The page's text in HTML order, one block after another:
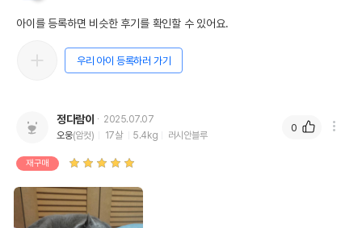
아이를 등록하면 비슷한 후기를 확인할 수 있어요.
우리 아이 등록하러 가기
정다람이
2025.07.07
오웅(암컷) 17살 5.4kg 러시안블루
재구매
0